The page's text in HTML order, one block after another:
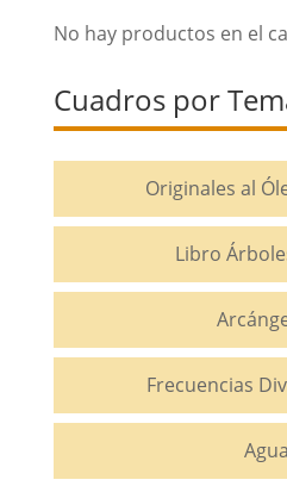
No hay productos en el
Cuadros por
Originales al
Libro
Frecuencias
Agua